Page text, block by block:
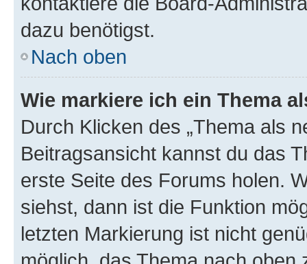
dazu benötigst.
Nach oben
Wie markiere ich ein Thema
Durch Klicken des „Thema als
Beitragsansicht kannst du das
erste Seite des Forums holen.
siehst, dann ist die Funktion
letzten Markierung ist nicht